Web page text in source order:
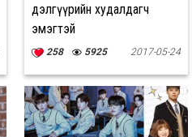
дэлгүүрийн худалдагч
эмэгтэй
258 5925 2017-05-24